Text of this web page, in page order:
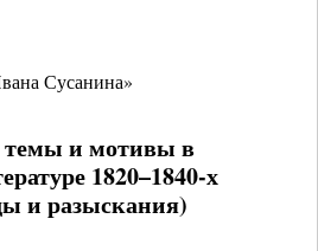
Сусанина»
темы и мотивы в
1820–1840-х
и разыскания)